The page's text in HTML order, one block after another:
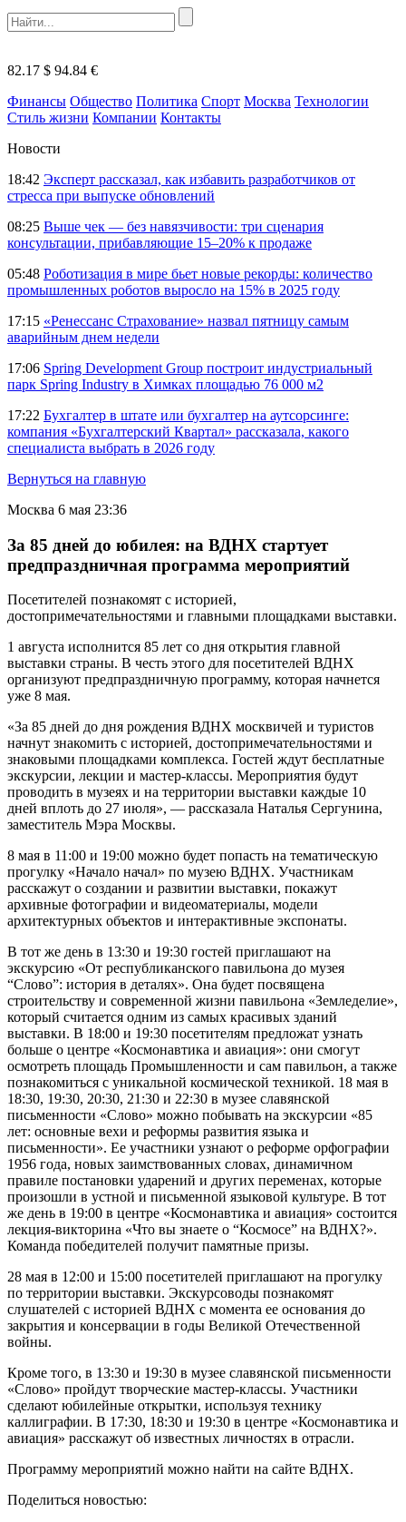
82.17 $ 94.84 €
Финансы Общество Политика Спорт Москва Технологии
Стиль жизни Компании Контакты
Новости
18:42 Эксперт рассказал, как избавить разработчиков от
стресса при выпуске обновлений
08:25 Выше чек — без навязчивости: три сценария
консультации, прибавляющие 15–20% к продаже
05:48 Роботизация в мире бьет новые рекорды: количество
промышленных роботов выросло на 15% в 2025 году
17:15 «Ренессанс Страхование» назвал пятницу самым
аварийным днем недели
17:06 Spring Development Group построит индустриальный
парк Spring Industry в Химках площадью 76 000 м2
17:22 Бухгалтер в штате или бухгалтер на аутсорсинге:
компания «Бухгалтерский Квартал» рассказала, какого
специалиста выбрать в 2026 году
Вернуться на главную
Москва 6 мая 23:36
За 85 дней до юбилея: на ВДНХ стартует
предпраздничная программа мероприятий
Посетителей познакомят с историей,
достопримечательностями и главными площадками выставки.
1 августа исполнится 85 лет со дня открытия главной
выставки страны. В честь этого для посетителей ВДНХ
организуют предпраздничную программу, которая начнется
уже 8 мая.
«За 85 дней до дня рождения ВДНХ москвичей и туристов
начнут знакомить с историей, достопримечательностями и
знаковыми площадками комплекса. Гостей ждут бесплатные
экскурсии, лекции и мастер-классы. Мероприятия будут
проводить в музеях и на территории выставки каждые 10
дней вплоть до 27 июля», — рассказала Наталья Сергунина,
заместитель Мэра Москвы.
8 мая в 11:00 и 19:00 можно будет попасть на тематическую
прогулку «Начало начал» по музею ВДНХ. Участникам
расскажут о создании и развитии выставки, покажут
архивные фотографии и видеоматериалы, модели
архитектурных объектов и интерактивные экспонаты.
В тот же день в 13:30 и 19:30 гостей приглашают на
экскурсию «От республиканского павильона до музея
“Слово”: история в деталях». Она будет посвящена
строительству и современной жизни павильона «Земледелие»,
который считается одним из самых красивых зданий
выставки. В 18:00 и 19:30 посетителям предложат узнать
больше о центре «Космонавтика и авиация»: они смогут
осмотреть площадь Промышленности и сам павильон, а также
познакомиться с уникальной космической техникой. 18 мая в
18:30, 19:30, 20:30, 21:30 и 22:30 в музее славянской
письменности «Слово» можно побывать на экскурсии «85
лет: основные вехи и реформы развития языка и
письменности». Ее участники узнают о реформе орфографии
1956 года, новых заимствованных словах, динамичном
правиле постановки ударений и других переменах, которые
произошли в устной и письменной языковой культуре. В тот
же день в 19:00 в центре «Космонавтика и авиация» состоится
лекция-викторина «Что вы знаете о “Космосе” на ВДНХ?».
Команда победителей получит памятные призы.
28 мая в 12:00 и 15:00 посетителей приглашают на прогулку
по территории выставки. Экскурсоводы познакомят
слушателей с историей ВДНХ с момента ее основания до
закрытия и консервации в годы Великой Отечественной
войны.
Кроме того, в 13:30 и 19:30 в музее славянской письменности
«Слово» пройдут творческие мастер-классы. Участники
сделают юбилейные открытки, используя технику
каллиграфии. В 17:30, 18:30 и 19:30 в центре «Космонавтика и
авиация» расскажут об известных личностях в отрасли.
Программу мероприятий можно найти на сайте ВДНХ.
Поделиться новостью: